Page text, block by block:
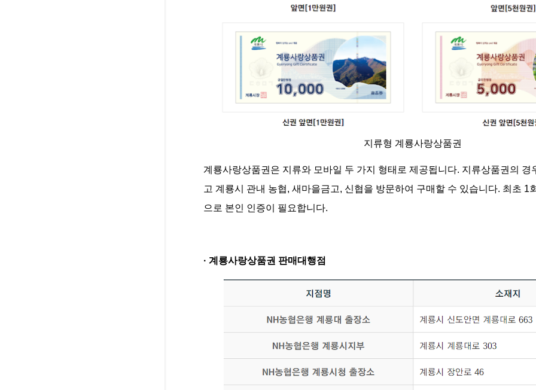
지류형 계룡사랑상품권
계룡사랑상품권은 지류와 모바일 두 가지 형태로 제공됩니다. 지류상품권의 경
고 계룡시 관내 농협, 새마을금고, 신협을 방문하여 구매할 수 있습니다. 최초 1
으로 본인 인증이 필요합니다.
· 계룡사랑상품권 판매대행점